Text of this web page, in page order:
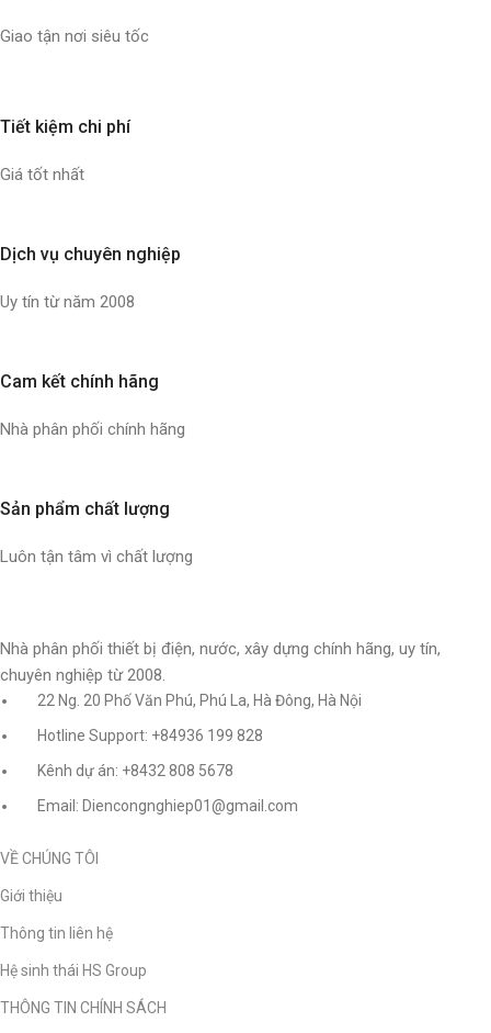
Giao tận nơi siêu tốc
Tiết kiệm chi phí
Giá tốt nhất
Dịch vụ chuyên nghiệp
Uy tín từ năm 2008
Cam kết chính hãng
Nhà phân phối chính hãng
Sản phẩm chất lượng
Luôn tận tâm vì chất lượng
Nhà phân phối thiết bị điện, nước, xây dựng chính hãng, uy tín,
chuyên nghiệp từ 2008.
22 Ng. 20 Phố Văn Phú, Phú La, Hà Đông, Hà Nội
Hotline Support: +84936 199 828
Kênh dự án: +8432 808 5678
Email: Diencongnghiep01@gmail.com
VỀ CHÚNG TÔI
Giới thiệu
Thông tin liên hệ
Hệ sinh thái HS Group
THÔNG TIN CHÍNH SÁCH